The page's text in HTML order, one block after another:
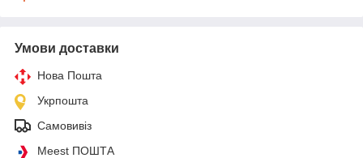
Умови доставки
Нова Пошта
Укрпошта
Самовивіз
Meest ПОШТА